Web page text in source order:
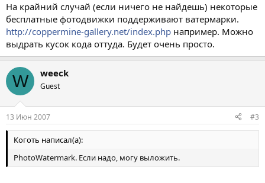
На крайний случай (если ничего не найдешь) некоторые
бесплатные фотодвижки поддерживают ватермарки.
http://coppermine-gallery.net/index.php например. Можно
выдрать кусок кода оттуда. Будет очень просто.
W weeck
Guest
13 Июн 2007 #3
Коготь написал(а):
PhotoWatermark. Если надо, могу выложить.